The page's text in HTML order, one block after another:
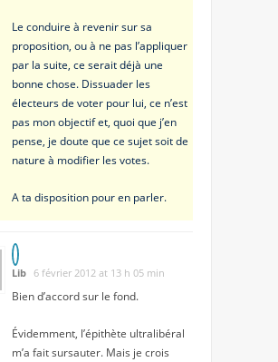
Le conduire à revenir sur sa
proposition, ou à ne pas l’appliquer
par la suite, ce serait déjà une
bonne chose. Dissuader les
électeurs de voter pour lui, ce n’est
pas mon objectif et, quoi que j’en
pense, je doute que ce sujet soit de
nature à modifier les votes.
A ta disposition pour en parler.
Lib 6 février 2012 at 13 h 05 min
Bien d’accord sur le fond.
Évidemment, l’épithète ultralibéral
m’a fait sursauter. Mais je crois